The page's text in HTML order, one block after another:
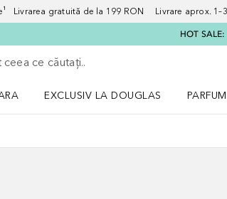
Livrarea gratuită de la 199 RON Livrare aprox.
HOT
EXCLUSIV LA DOUGLAS
PARFUM